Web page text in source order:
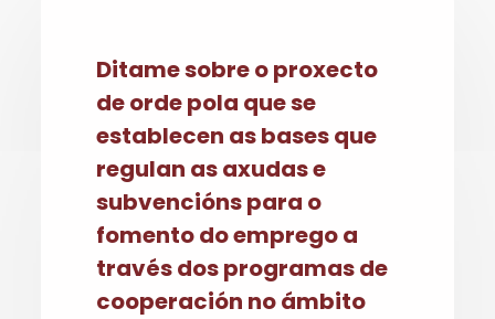
Ditame sobre o proxecto
de orde pola que se
establecen as bases que
regulan as axudas e
subvencións para o
fomento do emprego a
través dos programas de
cooperación no ámbito